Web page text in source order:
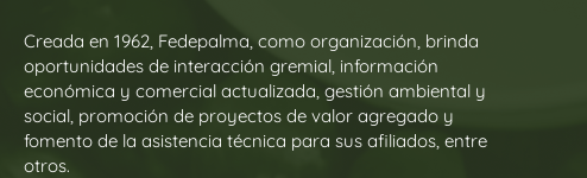
Creada en 1962, Fedepalma, como organización, brinda
oportunidades de interacción gremial, información
económica y comercial actualizada, gestión ambiental y
social, promoción de proyectos de valor agregado y
fomento de la asistencia técnica para sus afiliados, entre
otros.